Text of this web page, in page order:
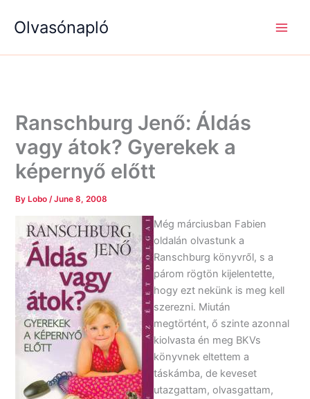
Olvasónapló
Ranschburg Jenő: Áldás
vagy átok? Gyerekek a
képernyő előtt
By Lobo/June 8, 2008
Még márciusban Fabien
oldalán olvastunk a
Ranschburg könyvről, s a
párom rögtön kijelentette,
hogy ezt nekünk is meg kell
szerezni. Miután
megtörtént, ő szinte azonnal
kiolvasta én meg BKVs
könyvnek eltettem a
táskámba, de keveset
utazgattam, olvasgattam,
e
a
é
g
k
é
g
k